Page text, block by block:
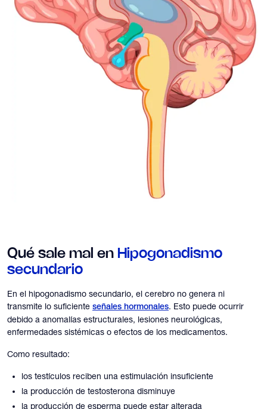
Qué sale mal en Hipogonadismo
secundario
En el hipogonadismo secundario, el cerebro no genera ni
transmite lo suficiente señales hormonales. Esto puede ocurrir
debido a anomalías estructurales, lesiones neurológicas,
enfermedades sistémicas o efectos de los medicamentos.
Como resultado:
los testículos reciben una estimulación insuficiente
la producción de testosterona disminuye
la producción de esperma puede estar alterada